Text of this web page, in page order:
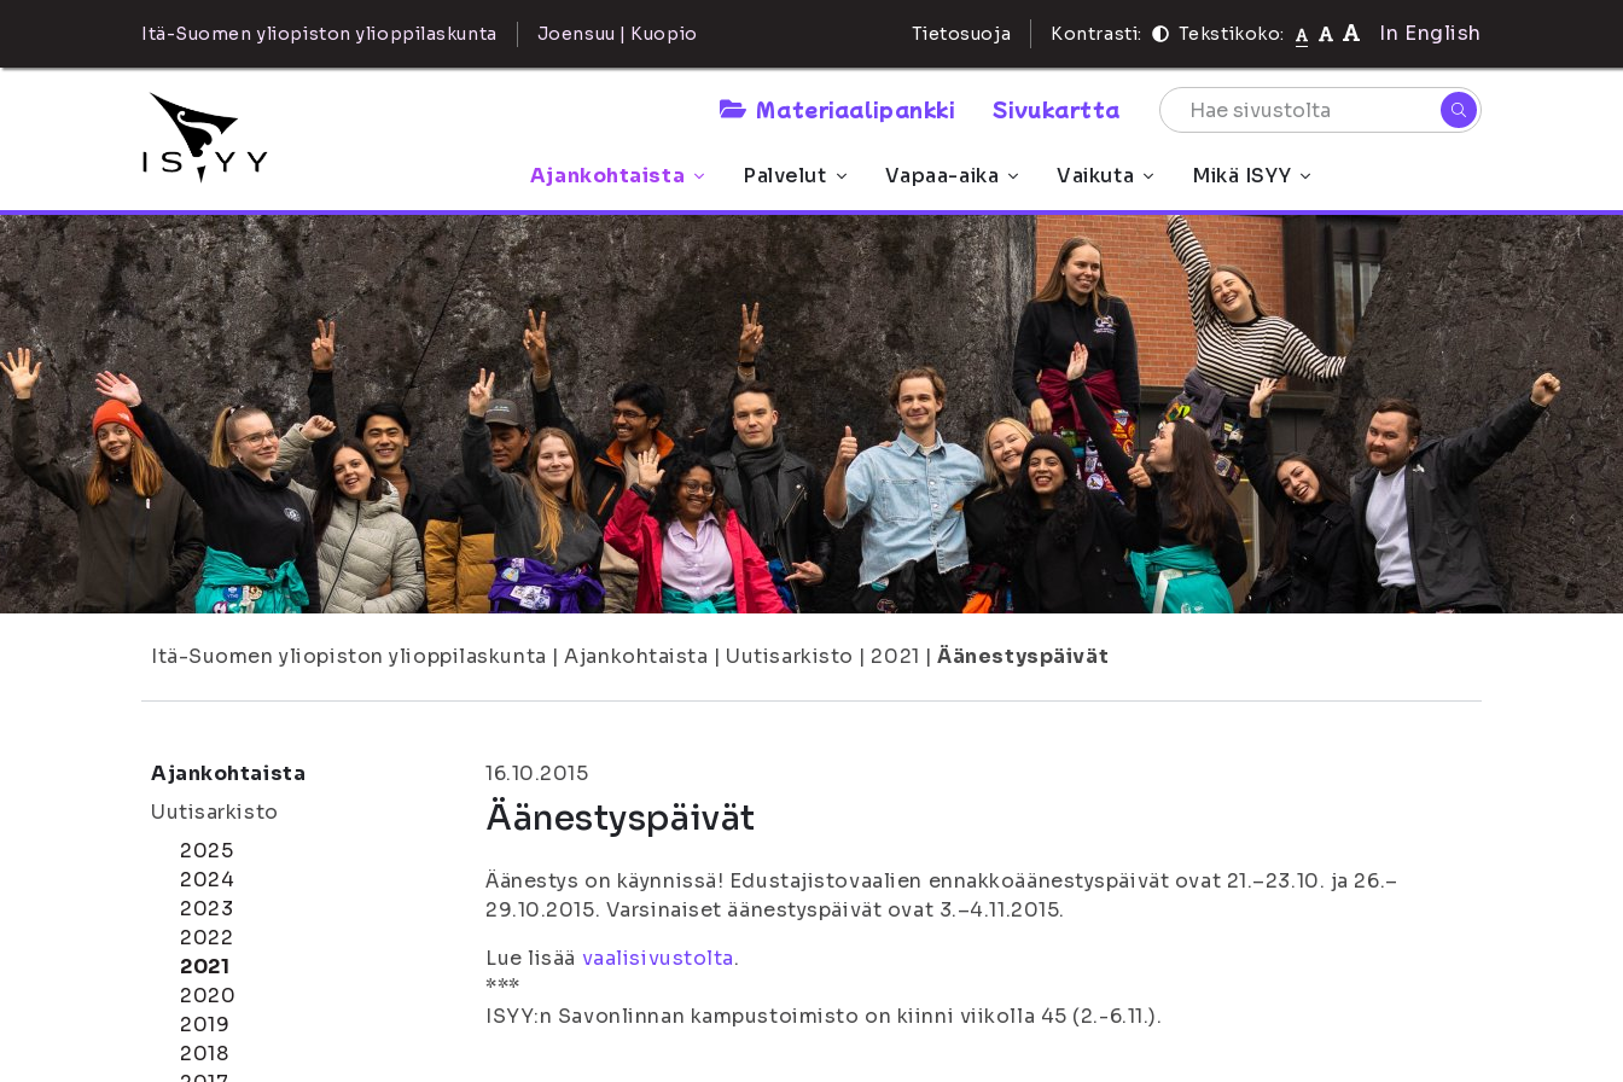
Itä-Suomen yliopiston ylioppilaskunta Joensuu | Kuopio Tietosuoja Kontrasti: Tekstikoko: In English
Materiaalipankki Sivukartta
Ajankohtaista Palvelut Vapaa-aika Vaikuta Mikä ISYY
Itä-Suomen yliopiston ylioppilaskunta | Ajankohtaista | Uutisarkisto | 2021 | Äänestyspäivät
Ajankohtaista
Uutisarkisto
2025
2024
2023
2022
2021
2020
2019
2018
16.10.2015
Äänestyspäivät
Äänestys on käynnissä! Edustajistovaalien ennakkoäänestyspäivät ovat 21.–23.10. ja 26.–
29.10.2015. Varsinaiset äänestyspäivät ovat 3.–4.11.2015.
Lue lisää vaalisivustolta.
***
ISYY:n Savonlinnan kampustoimisto on kiinni viikolla 45 (2.-6.11.).